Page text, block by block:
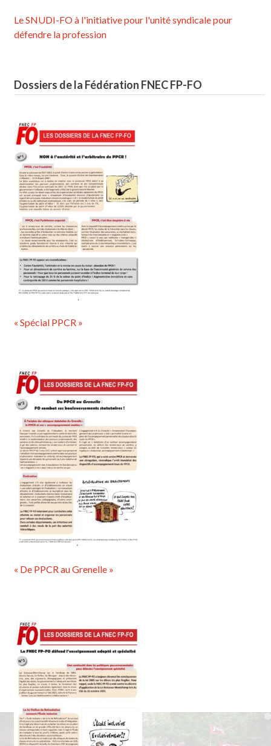
Le SNUDI-FO à l'initiative pour l'unité syndicale pour
défendre la profession
Dossiers de la Fédération FNEC FP-FO
« Spécial PPCR »
« De PPCR au Grenelle »